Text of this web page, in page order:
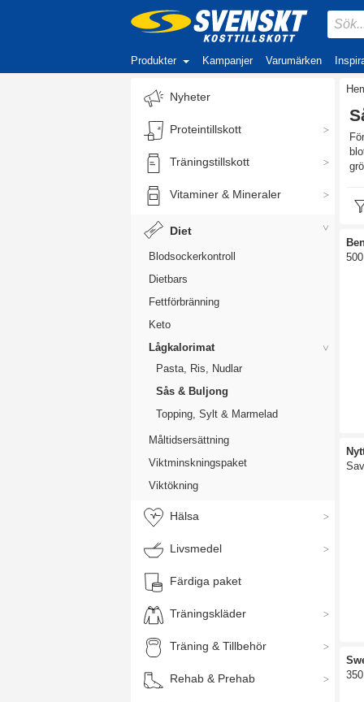
Produkter Kampanjer Varumärken
Nyheter
Proteintillskott
Träningstillskott
Vitaminer & Mineraler
Diet
Blodsockerkontroll
Dietbars
Fettförbränning
Keto
Lågkalorimat
Pasta, Ris, Nudlar
Sås & Buljong
Topping, Sylt & Marmelad
Måltidsersättning
Viktminskningspaket
Viktökning
Hälsa
Livsmedel
Färdiga paket
Träningskläder
Träning & Tillbehör
Rehab & Prehab
350